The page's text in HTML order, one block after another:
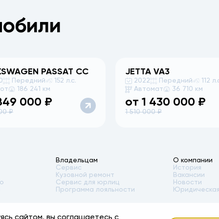
PASSAT CC
Передний
152 л.с.
186 241 км
000 ₽
₽
JETTA VA3
2022 Передний
112
Автомат
36 710 км
от 1 430 000 ₽
1 510 000₽
Владельцам
Сервис
Кузовной ремонт
Сервис для юрлиц
Программа лояльности
О компании
История
Вакансии
Новости